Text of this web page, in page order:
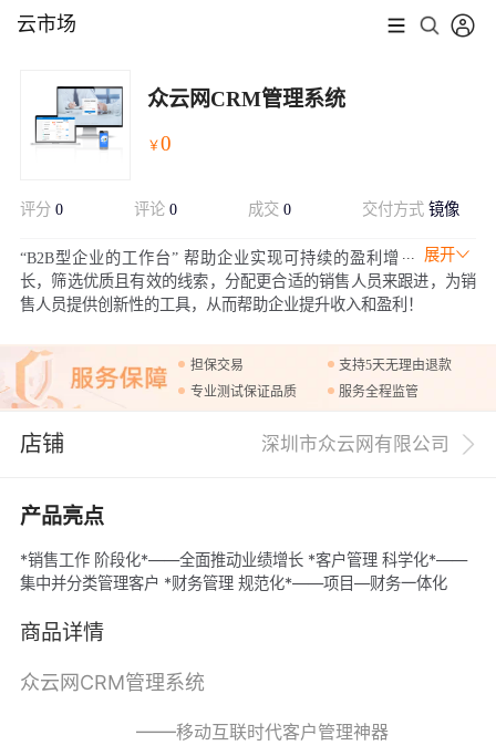
云市场
众云网CRM管理系统
￥0
评分 0 评论 0 成交 0 交付方式镜像
展开
“B2B型企业的工作台” 帮助企业实现可持续的盈利增
长，筛选优质且有效的线索，分配更合适的销售人员来跟进，为销
售人员提供创新性的工具，从而帮助企业提升收入和盈利！
担保交易
支持5天无理由退款
专业测试保证品质
服务全程监管
店铺 深圳市众云网有限公司
产品亮点
*销售工作 阶段化*——全面推动业绩增长 *客户管理 科学化*——
集中并分类管理客户 *财务管理 规范化*——项目—财务一体化
商品详情
众云网CRM管理系统
——移动互联时代客户管理神器